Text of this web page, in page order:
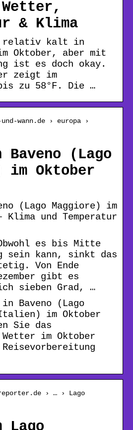
& Klima
relativ kalt in
Oktober, aber mit
ist es doch okay.
zeigt im
zu 58°F. Die …
wann.de › europa ›
(Lago
im Oktober
(Lago Maggiore) im
Klima und Temperatur
es bis Mitte
sein kann, sinkt das
Von Ende
gibt es
sieben Grad, …
Baveno (Lago
im Oktober
Sie das
im Oktober
› … › Lago